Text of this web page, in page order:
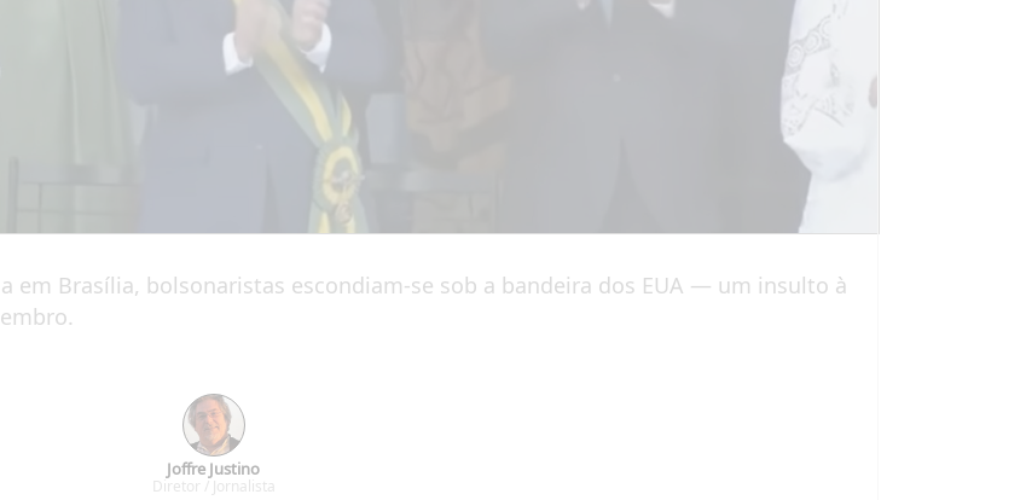
em Brasília, bolsonaristas escondiam-se sob a bandeira dos EUA — um insulto à
Joffre Justino
Diretor / Jornalista